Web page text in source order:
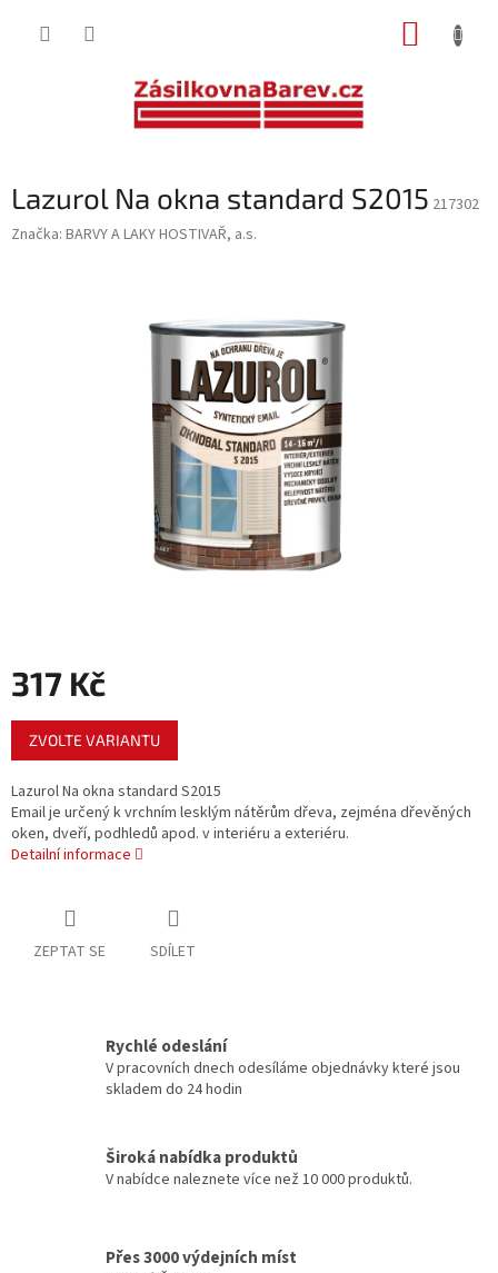
Lazurol Na okna standard S2015 217302
Značka: BARVY A LAKY HOSTIVAŘ, a.s.
317 Kč
Měrná
cena:
ZVOLTE VARIANTU
Lazurol Na okna standard S2015
Email je určený k vrchním lesklým nátěrům dřeva, zejména dřevěných
oken, dveří, podhledů apod. v interiéru a exteriéru.
Detailní informace
ZEPTAT SE SDÍLET
Rychlé odeslání
V pracovních dnech odesíláme objednávky které jsou
skladem do 24 hodin
Široká nabídka produktů
V nabídce naleznete více než 10 000 produktů.
Přes 3000 výdejních míst